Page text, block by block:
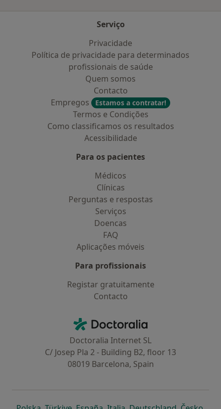
Serviço
Privacidade
Política de privacidade para determinados
profissionais de saúde
Quem somos
Contacto
Empregos
Estamos a contratar!
Termos e Condições
Como classificamos os resultados
Acessibilidade
Para os pacientes
Médicos
Clínicas
Perguntas e respostas
Serviços
Doencas
FAQ
Aplicações móveis
Para profissionais
Registar gratuitamente
Contacto
Doctoralia - Homepage
Doctoralia Internet SL
C/ Josep Pla 2 - Building B2, floor 13
08019 Barcelona, Spain